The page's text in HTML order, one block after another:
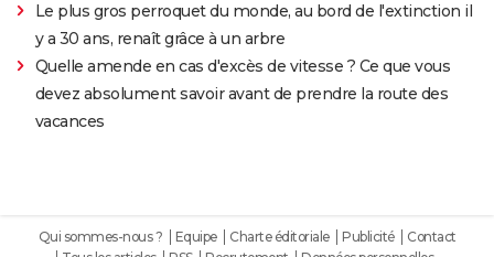
Le plus gros perroquet du monde, au bord de l'extinction il
y a 30 ans, renaît grâce à un arbre
Quelle amende en cas d'excès de vitesse ? Ce que vous
devez absolument savoir avant de prendre la route des
vacances
Qui sommes-nous ? Equipe Charte éditoriale Publicité
Contact